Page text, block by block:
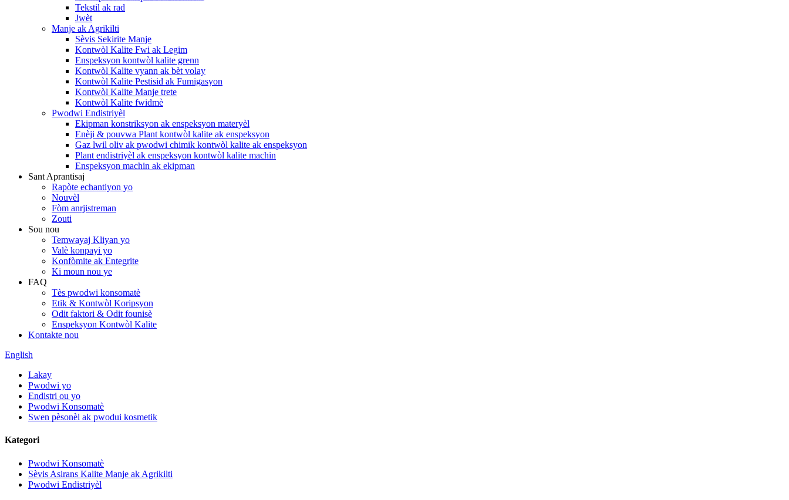
Tekstil ak rad
Jwèt
Manje ak Agrikilti
Sèvis Sekirite Manje
Kontwòl Kalite Fwi ak Legim
Enspeksyon kontwòl kalite grenn
Kontwòl Kalite vyann ak bèt volay
Kontwòl Kalite Pestisid ak Fumigasyon
Kontwòl Kalite Manje trete
Kontwòl Kalite fwidmè
Pwodwi Endistriyèl
Ekipman konstriksyon ak enspeksyon materyèl
Enèji & pouvwa Plant kontwòl kalite ak enspeksyon
Gaz lwil oliv ak pwodwi chimik kontwòl kalite ak enspeksyon
Plant endistriyèl ak enspeksyon kontwòl kalite machin
Enspeksyon machin ak ekipman
Sant Aprantisaj
Rapòte echantiyon yo
Nouvèl
Fòm anrjistreman
Zouti
Sou nou
Temwayaj Kliyan yo
Valè konpayi yo
Konfòmite ak Entegrite
Ki moun nou ye
FAQ
Tès pwodwi konsomatè
Etik & Kontwòl Koripsyon
Odit faktori & Odit founisè
Enspeksyon Kontwòl Kalite
Kontakte nou
English
Lakay
Pwodwi yo
Endistri ou yo
Pwodwi Konsomatè
Swen pèsonèl ak pwodui kosmetik
Kategori
Pwodwi Konsomatè
Sèvis Asirans Kalite Manje ak Agrikilti
Pwodwi Endistriyèl